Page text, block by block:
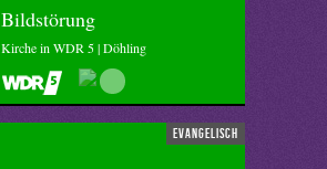
Bildstörung
Kirche in WDR 5 | Döhling
evangelisch